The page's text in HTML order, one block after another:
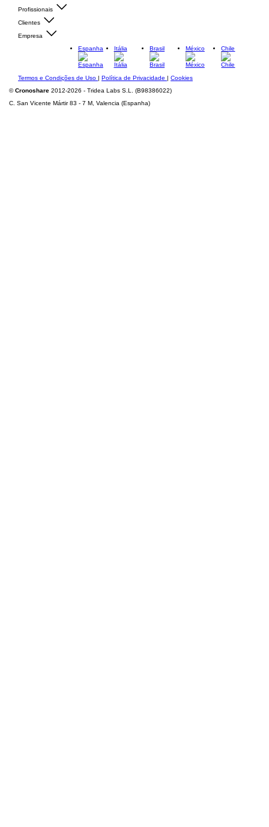
Profissionais
Clientes
Empresa
Espanha
Itália Brasil México Chile
Termos e Condições de Uso | Política de Privacidade | Cookies
©Cronoshare 2012-2026 - Tridea Labs S.L. (B98386022)
C. San Vicente Mártir 83 - 7 M, Valencia (Espanha)